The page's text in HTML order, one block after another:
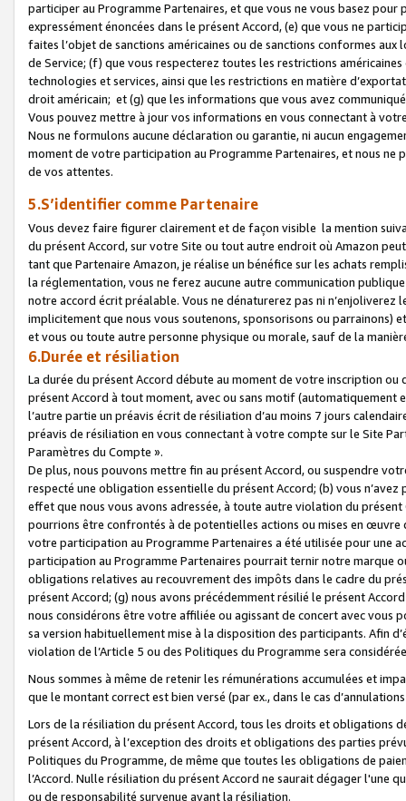
participer au Programme Partenaires, et que vous ne vous basez
expressément énoncées dans le présent Accord, (e) que vous ne
faites l’objet de sanctions américaines ou de sanctions conformes
de Service; (f) que vous respecterez toutes les restrictions
technologies et services, ainsi que les restrictions en matière
droit américain; et (g) que les informations que vous avez
Vous pouvez mettre à jour vos informations en vous connectant à
Nous ne formulons aucune déclaration ou garantie, ni aucun
moment de votre participation au Programme Partenaires, et nous
de vos attentes.
5.S’identifier comme Partenaire
Vous devez faire figurer clairement et de façon visible la mention
du présent Accord, sur votre Site ou tout autre endroit où Amazon
tant que Partenaire Amazon, je réalise un bénéfice sur les achats
la réglementation, vous ne ferez aucune autre communication
notre accord écrit préalable. Vous ne dénaturerez pas ni
implicitement que nous vous soutenons, sponsorisons ou parrainons)
et vous ou toute autre personne physique ou morale, sauf de la
6.Durée et résiliation
La durée du présent Accord débute au moment de votre inscription
présent Accord à tout moment, avec ou sans motif (automatiquement
l’autre partie un préavis écrit de résiliation d’au moins 7 jours
préavis de résiliation en vous connectant à votre compte sur le Site
Paramètres du Compte ».
De plus, nous pouvons mettre fin au présent Accord, ou suspendre
respecté une obligation essentielle du présent Accord; (b) vous
effet que nous vous avons adressée, à toute autre violation du
pourrions être confrontés à de potentielles actions ou mises en
votre participation au Programme Partenaires a été utilisée pour une
participation au Programme Partenaires pourrait ternir notre marque
obligations relatives au recouvrement des impôts dans le cadre du
présent Accord; (g) nous avons précédemment résilié le présent
nous considérons être votre affiliée ou agissant de concert avec vous
sa version habituellement mise à la disposition des participants. Afin
violation de l’Article 5 ou des Politiques du Programme sera
Nous sommes à même de retenir les rémunérations accumulées et
que le montant correct est bien versé (par ex., dans le cas
Lors de la résiliation du présent Accord, tous les droits et obligations
présent Accord, à l’exception des droits et obligations des parties
Politiques du Programme, de même que toutes les obligations de
l’Accord. Nulle résiliation du présent Accord ne saurait dégager l'une
ou de responsabilité survenue avant la résiliation.